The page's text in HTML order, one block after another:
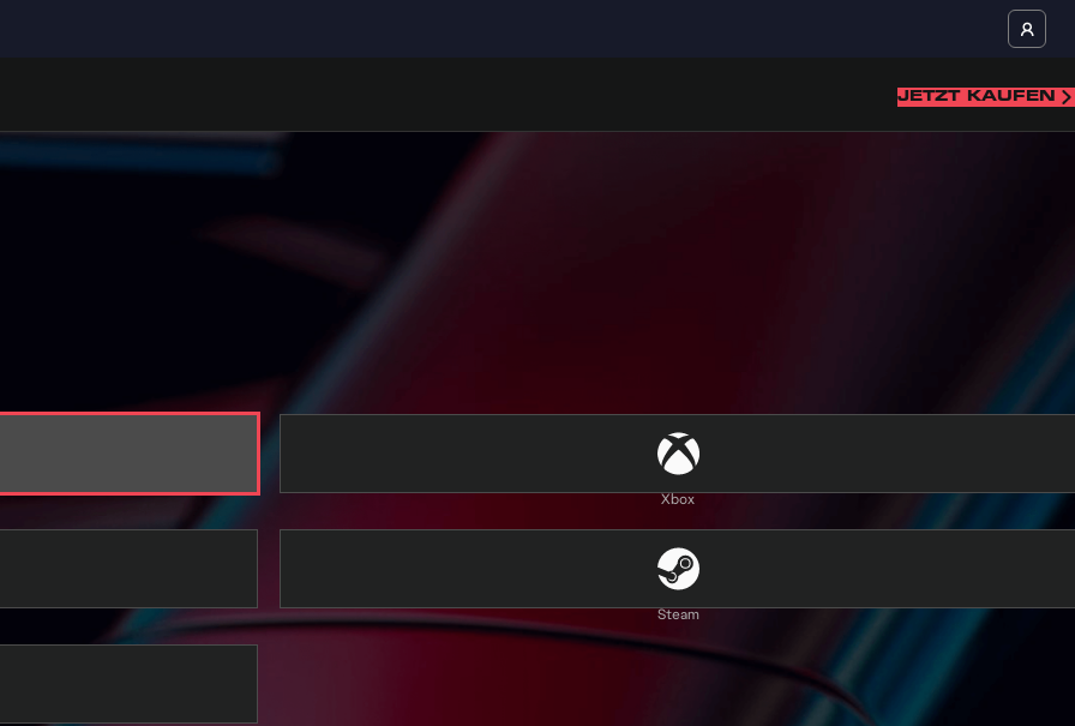
JETZT KAUFEN
Xbox
Steam
Website der Händler erhältlich.
aller Updates, eine Internetverbindung, der Download & die Installation von EA app (ea.com/ea-app), ein EA-Konto & die
Für den Zugriff auf das F2™ 2026-Saison-Update und bestimmte Inhalte sind eine Internetverbindung und alle Spielupdates
werden.
veröffentlicht. Internetverbindung erforderlich.
Siehe